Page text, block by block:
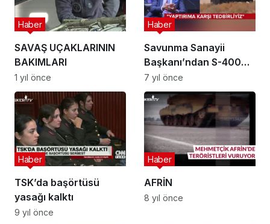
SAVAŞ UÇAKLARININ
BAKIMLARI
Haber
1 yıl önce
Savunma Sanayii
Başkanı’ndan S-400
Açıklaması
Haber
7 yıl önce
TSK’da başörtüsü
yasağı kalktı
Haber
9 yıl önce
AFRİN
Haber
8 yıl önce